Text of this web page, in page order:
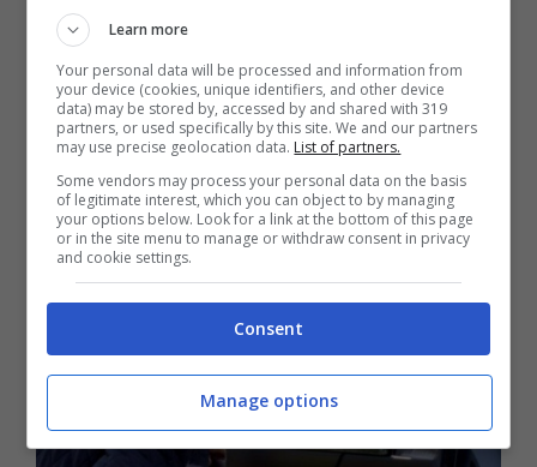
Leggi anche:
deroga sul vaccino Covid: scoppia la
bufera
Learn more
Your personal data will be processed and information from
your device (cookies, unique identifiers, and other device
data) may be stored by, accessed by and shared with 319
partners, or used specifically by this site. We and our partners
may use precise geolocation data. List of partners.
Some vendors may process your personal data on the basis
of legitimate interest, which you can object to by managing
your options below. Look for a link at the bottom of this page
or in the site menu to manage or withdraw consent in privacy
and cookie settings.
Consent
Manage options